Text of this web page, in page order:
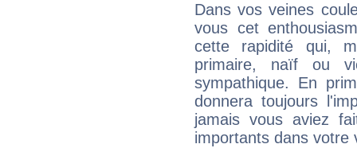
Dans vos veines
vous cet
cette rapidité qui,
primaire, naïf ou
sympathique. En
donnera toujours
jamais vous aviez
importants dans votre